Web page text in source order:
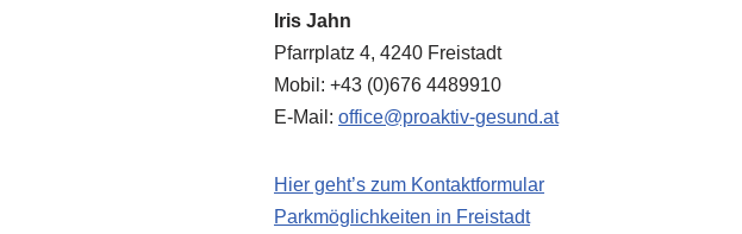
Iris Jahn
Pfarrplatz 4, 4240 Freistadt
Mobil: +43 (0)676 4489910
E-Mail: office@proaktiv-gesund.at
Hier geht’s zum Kontaktformular
Parkmöglichkeiten in Freistadt